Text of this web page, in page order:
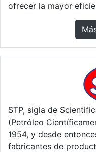
ofrecer la mayor
STP, sigla de
(Petróleo
1954, y desde
fabricantes de